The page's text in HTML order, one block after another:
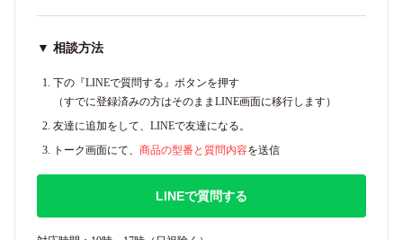
▼ 相談方法
下の『LINEで質問する』ボタンを押す
（すでに登録済みの方はそのままLINE画面に移行します）
友達に追加をして、LINEで友達になる。
トーク画面にて、 商品の型番と質問内容を送信
LINEで質問する